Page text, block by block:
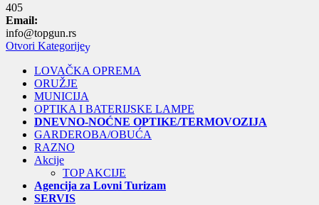
405
Email:
info@topgun.rs
Otvori Kategorije
LOVAČKA OPREMA
ORUŽJE
MUNICIJA
OPTIKA I BATERIJSKE LAMPE
DNEVNO-NOĆNE OPTIKE/TERMOVOZIJA
GARDEROBA/OBUĆA
RAZNO
Akcije
TOP AKCIJE
Agencija za Lovni Turizam
SERVIS